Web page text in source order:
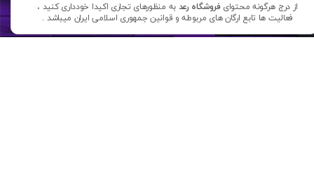
از درج هرگونه محتوایفروشگاه رعد به منظورهای تجاری اکیدا خودداری کنید ،
فعالیت ها تابع ارگان های مربوطه و قوانین جمهوری اسلامی ایران میباشد .​​​​​​​